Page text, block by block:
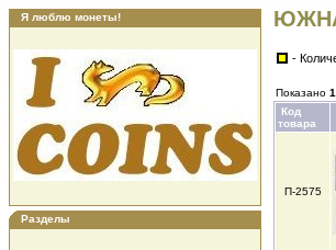
Я люблю монеты!
Разделы
-
Показано 1
Код
товара
П-2575